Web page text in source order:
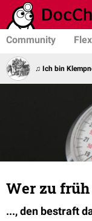
Community
♫ Ich bin
Wer zu
..., den bestraft